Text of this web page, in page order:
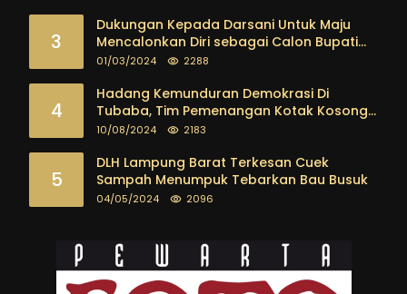
3
Dukungan Kepada Darsani Untuk Maju
Mencalonkan Diri sebagai Calon Bupati
Tubaba Terus Mengalir Baik Dari
masyarakat
01/03/2024 2288
4
Hadang Kemunduran Demokrasi Di
Tubaba, Tim Pemenangan Kotak Kosong
Segera Dibentuk
10/08/2024 2183
5
DLH Lampung Barat Terkesan Cuek
Sampah Menumpuk Tebarkan Bau Busuk
04/05/2024 2096